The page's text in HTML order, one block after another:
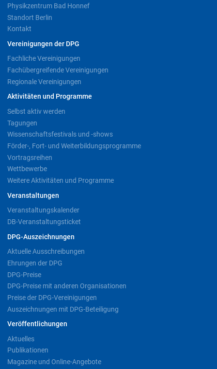
Physikzentrum Bad Honnef
Standort Berlin
Kontakt
Vereinigungen der DPG
Fachliche Vereinigungen
Fachübergreifende Vereinigungen
Regionale Vereinigungen
Aktivitäten und Programme
Selbst aktiv werden
Tagungen
Wissenschaftsfestivals und -shows
Förder-, Fort- und Weiterbildungsprogramme
Vortragsreihen
Wettbewerbe
Weitere Aktivitäten und Programme
Veranstaltungen
Veranstaltungskalender
DB-Veranstaltungsticket
DPG-Auszeichnungen
Aktuelle Ausschreibungen
Ehrungen der DPG
DPG-Preise
DPG-Preise mit anderen Organisationen
Preise der DPG-Vereinigungen
Auszeichnungen mit DPG-Beteiligung
Veröffentlichungen
Aktuelles
Publikationen
Magazine und Online-Angebote